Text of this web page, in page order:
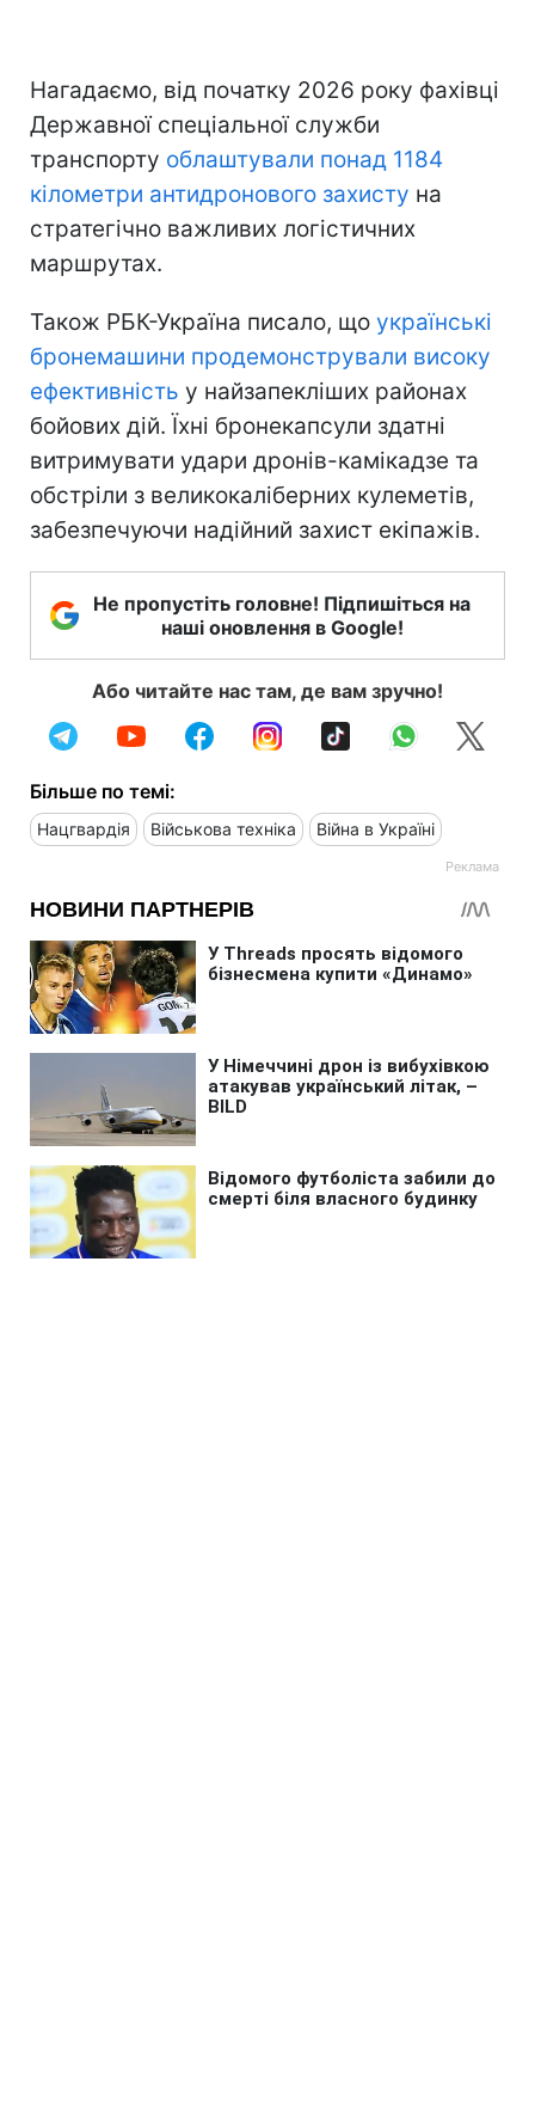
Нагадаємо, від початку 2026 року фахівці
Державної спеціальної служби
транспорту облаштували понад 1184
кілометри антидронового захисту на
стратегічно важливих логістичних
маршрутах.
Також РБК-Україна писало, що українські
бронемашини продемонстрували високу
ефективність у найзапекліших районах
бойових дій. Їхні бронекапсули здатні
витримувати удари дронів-камікадзе та
обстріли з великокаліберних кулеметів,
забезпечуючи надійний захист екіпажів.
Не пропустіть головне! Підпишіться на
наші оновлення в Google!
Або читайте нас там, де вам зручно!
Більше по темі:
Нацгвардія Військова техніка Війна в Україні